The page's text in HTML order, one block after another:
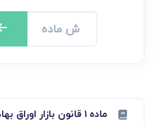
ماده ۱ قانون بازار اوراق بهادار جمهوری اسلامی ایران